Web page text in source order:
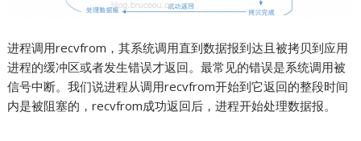
进程调用recvfrom，其系统调用直到数据报到达且被拷贝到应用
进程的缓冲区或者发生错误才返回。最常见的错误是系统调用被
信号中断。我们说进程从调用recvfrom开始到它返回的整段时间
内是被阻塞的，recvfrom成功返回后，进程开始处理数据报。